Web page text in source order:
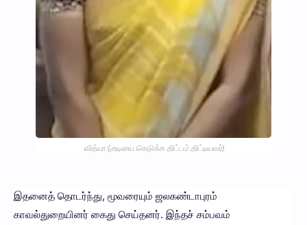
வித்யா (குடியை கெடுக்க திட்டம் திட்டியவர்)
இதனைத் தொடர்ந்து, மூவரையும் ஜலகண்டாபுரம்
காவல்துறையினர் கைது செய்தனர். இந்தச் சம்பவம்